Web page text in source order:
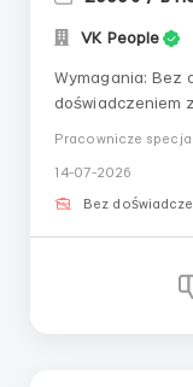
VK People
Wymagania: Bez doświadczenia zawodowego Z
doświadczeniem
wyższe wynagrodzenie Gdzie
Pracownicze
14-07-2026
Bez